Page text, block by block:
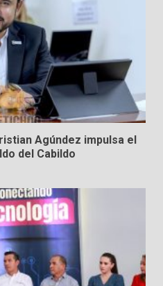
Agúndez impulsa el
del Cabildo